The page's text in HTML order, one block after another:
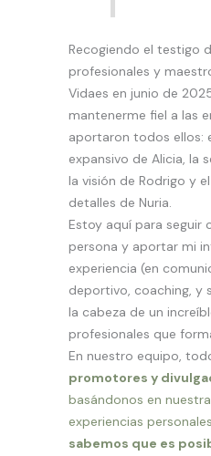
Recogiendo el testigo
profesionales y
Vidaes en junio de
mantenerme fiel a las
aportaron todos ellos:
expansivo de Alicia, la
la visión de Rodrigo y
detalles de Nuria.
Estoy aquí para seguir
persona y aportar mi
experiencia (en
deportivo, coaching, y
la cabeza de un
profesionales que
En nuestro equipo,
promotores y
basándonos en
experiencias
sabemos que es